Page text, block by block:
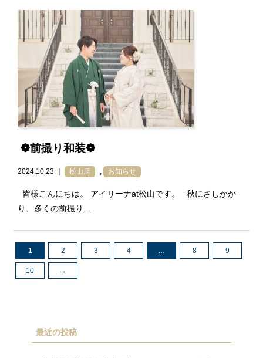
❁前撮り和装❁
2024.10.23 ｜ 松山店 お知らせ
皆様こんにちは。 アイリーナat松山です。 秋にさしかか
り、多くの前撮り...
1 2 3 4 8 9
10 →
最近の投稿